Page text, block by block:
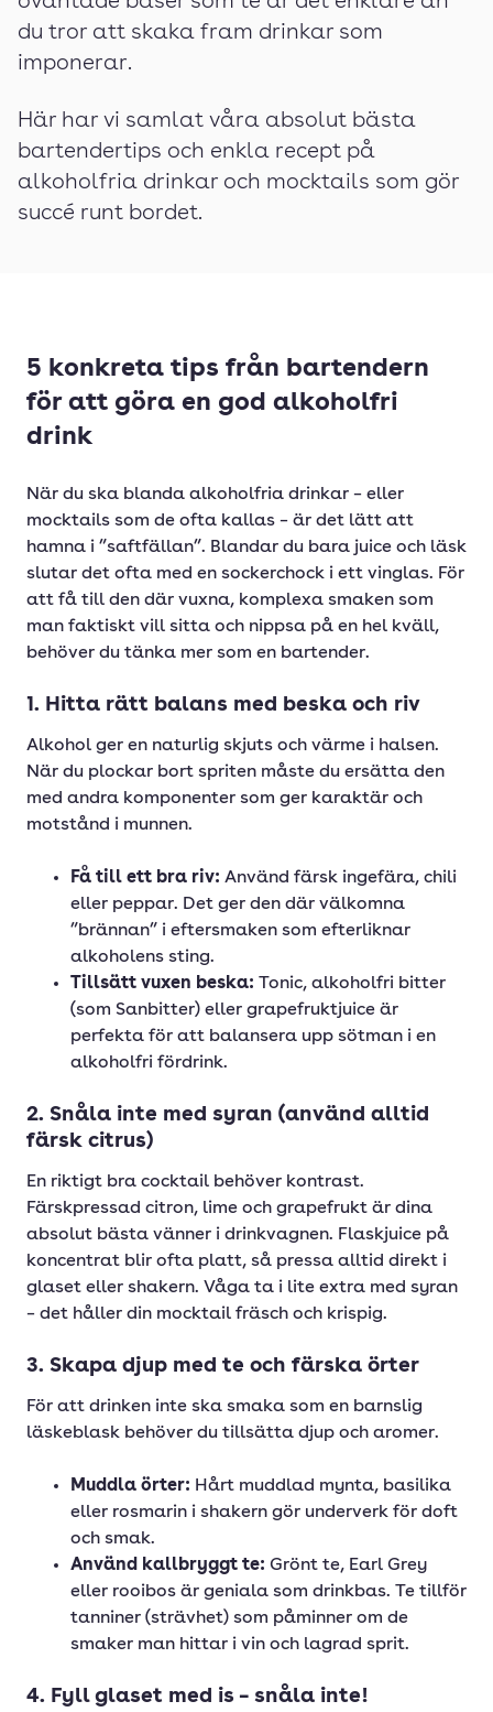
du tror att skaka fram drinkar som
imponerar.
Här har vi samlat våra absolut bästa
bartendertips och enkla recept på
alkoholfria drinkar och mocktails som gör
succé runt bordet.
5 konkreta tips från bartendern
för att göra en god alkoholfri
drink
När du ska blanda alkoholfria drinkar – eller
mocktails som de ofta kallas – är det lätt att
hamna i ”saftfällan”. Blandar du bara juice och läsk
slutar det ofta med en sockerchock i ett vinglas. För
att få till den där vuxna, komplexa smaken som
man faktiskt vill sitta och nippsa på en hel kväll,
behöver du tänka mer som en bartender.
1. Hitta rätt balans med beska och riv
Alkohol ger en naturlig skjuts och värme i halsen.
När du plockar bort spriten måste du ersätta den
med andra komponenter som ger karaktär och
motstånd i munnen.
Få till ett bra riv: Använd färsk ingefära, chili
eller peppar. Det ger den där välkomna
”brännan” i eftersmaken som efterliknar
alkoholens sting.
Tillsätt vuxen beska: Tonic, alkoholfri bitter
(som Sanbitter) eller grapefruktjuice är
perfekta för att balansera upp sötman i en
alkoholfri fördrink.
2. Snåla inte med syran (använd alltid
färsk citrus)
En riktigt bra cocktail behöver kontrast.
Färskpressad citron, lime och grapefrukt är dina
absolut bästa vänner i drinkvagnen. Flaskjuice på
koncentrat blir ofta platt, så pressa alltid direkt i
glaset eller shakern. Våga ta i lite extra med syran
– det håller din mocktail fräsch och krispig.
3. Skapa djup med te och färska örter
För att drinken inte ska smaka som en barnslig
läskeblask behöver du tillsätta djup och aromer.
Muddla örter: Hårt muddlad mynta, basilika
eller rosmarin i shakern gör underverk för doft
och smak.
Använd kallbryggt te: Grönt te, Earl Grey
eller rooibos är geniala som drinkbas. Te tillför
tanniner (strävhet) som påminner om de
smaker man hittar i vin och lagrad sprit.
4. Fyll glaset med is – snåla inte!